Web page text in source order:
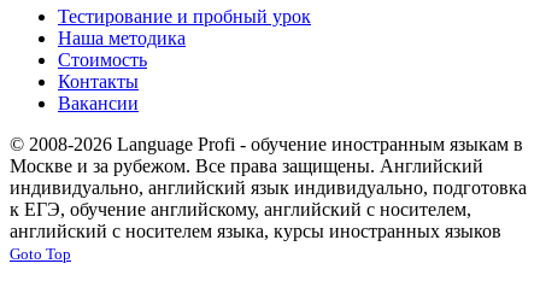
Тестирование и пробный урок
Наша методика
Стоимость
Контакты
Вакансии
© 2008-2026 Language Profi - обучение иностранным языкам в
Москве и за рубежом. Все права защищены. Английский
индивидуально, английский язык индивидуально, подготовка
к ЕГЭ, обучение английскому, английский с носителем,
английский с носителем языка, курсы иностранных языков
Goto Top